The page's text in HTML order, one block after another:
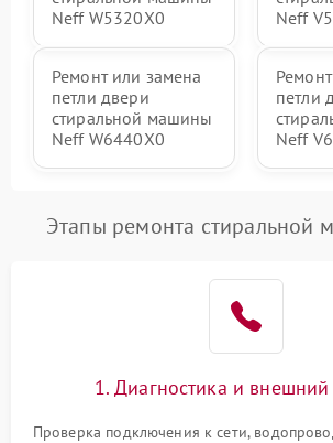
Neff W5320X0
Neff
Ремонт или замена
петли двери
стиральной машины
Neff W6440X0
петли
Neff
Этапы ремонта стиральной
1. Диагностика и
Проверка подключения к сети,